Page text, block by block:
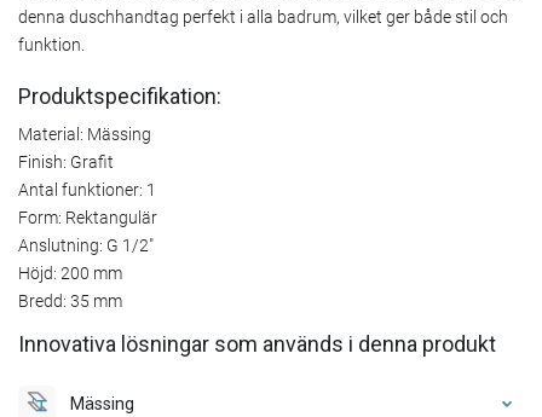
denna duschhandtag perfekt i alla badrum, vilket ger både stil och
funktion.
Produktspecifikation:
Material: Mässing
Finish: Grafit
Antal funktioner: 1
Form: Rektangulär
Anslutning: G 1/2"
Höjd: 200 mm
Bredd: 35 mm
Innovativa lösningar som används i denna produkt
Mässing